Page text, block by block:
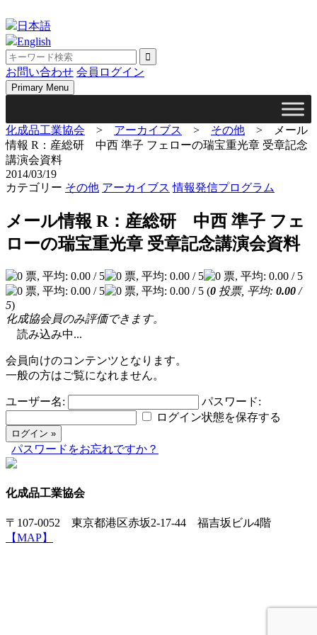
to
content
日本語
English
お問い合わせ 会員ログイン
Primary Menu
化成品工業協会 > アーカイブス > その他 >
メール
情報 R：産総研 中西 準子 フェローの瑞宝重光章 受章記念
講演会資料
2014/03/19
カテゴリー その他 アーカイブス 情報発信プログラム
メール情報 R：産総研 中西 準子 フェ
ローの瑞宝重光章 受章記念講演会資料
(0 投票, 平均: 0.00 /
5)
化成協会員のみ評価できます。
読み込み中...
会員向けのコンテンツとなります。
一般の方はご覧になれません。
ユーザー名:
パスワード:
ログイン状態を保存する
パスワードをお忘れですか？
化成品工業協会
〒107-0052 東京都港区赤坂2-17-44 福吉坂ビル4階
【MAP】